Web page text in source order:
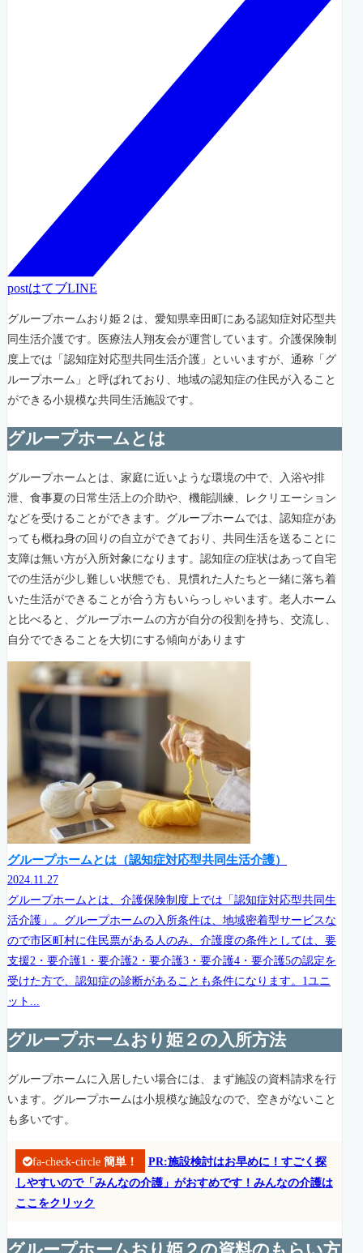
postはてブLINE
グループホームおり姫２は、愛知県幸田町にある認知症対応型共
同生活介護です。医療法人翔友会が運営しています。介護保険制
度上では「認知症対応型共同生活介護」といいますが、通称「グ
ループホーム」と呼ばれており、地域の認知症の住民が入ること
ができる小規模な共同生活施設です。
グループホームとは
グループホームとは、家庭に近いような環境の中で、入浴や排
泄、食事夏の日常生活上の介助や、機能訓練、レクリエーション
などを受けることができます。グループホームでは、認知症があ
っても概ね身の回りの自立ができており、共同生活を送ることに
支障は無い方が入所対象になります。認知症の症状はあって自宅
での生活が少し難しい状態でも、見慣れた人たちと一緒に落ち着
いた生活ができることが合う方もいらっしゃいます。老人ホーム
と比べると、グループホームの方が自分の役割を持ち、交流し、
自分でできることを大切にする傾向があります
グループホームとは（認知症対応型共同生活介護）
2024.11.27
グループホームとは、介護保険制度上では「認知症対応型共同生
活介護」。グループホームの入所条件は、地域密着型サービスな
ので市区町村に住民票がある人のみ、介護度の条件としては、要
支援2・要介護1・要介護2・要介護3・要介護4・要介護5の認定を
受けた方で、認知症の診断があることも条件になります。1ユニ
ット...
グループホームおり姫２の入所方法
グループホームに入居したい場合には、まず施設の資料請求を行
います。グループホームは小規模な施設なので、空きがないこと
も多いです。
fa-check-circle 簡単！
PR:施設検討はお早めに！すごく探
しやすいので「みんなの介護」がおすめです！みんなの介護は
ここをクリック